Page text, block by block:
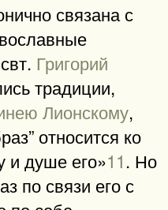
связана с
Григорий
традиции,
Лионскому,
относится ко
и душе его»11. Но
по связи его с